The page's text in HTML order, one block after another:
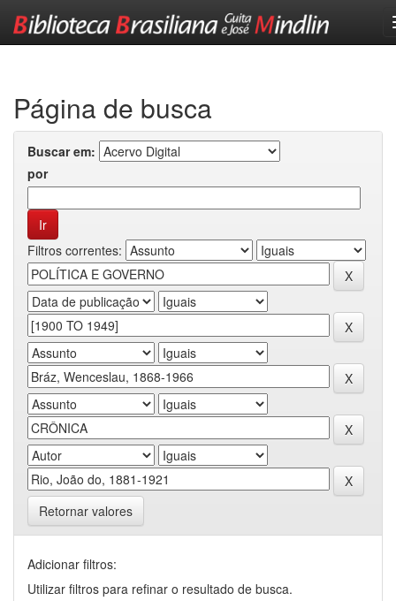
Página de busca
Buscar em:
por
Filtros correntes:
Retornar valores
Adicionar filtros:
Utilizar filtros para refinar o resultado de busca.